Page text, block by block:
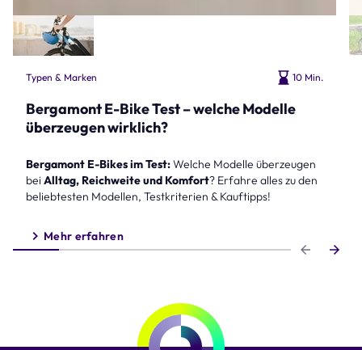
Typen & Marken 10 Min.
Bergamont E-Bike Test – welche Modelle
überzeugen wirklich?
Bergamont E-Bikes im Test:Welche Modelle überzeugen
bei Alltag, Reichweite und Komfort? Erfahre alles zu den
beliebtesten Modellen, Testkriterien & Kauftipps!
Mehr erfahren